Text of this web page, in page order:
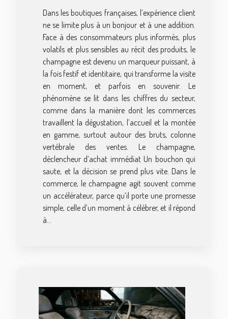
Dans les boutiques françaises, l’expérience client
ne se limite plus à un bonjour et à une addition.
Face à des consommateurs plus informés, plus
volatils et plus sensibles au récit des produits, le
champagne est devenu un marqueur puissant, à
la fois festif et identitaire, qui transforme la visite
en moment, et parfois en souvenir. Le
phénomène se lit dans les chiffres du secteur,
comme dans la manière dont les commerces
travaillent la dégustation, l’accueil et la montée
en gamme, surtout autour des bruts, colonne
vertébrale des ventes. Le champagne,
déclencheur d’achat immédiat Un bouchon qui
saute, et la décision se prend plus vite. Dans le
commerce, le champagne agit souvent comme
un accélérateur, parce qu’il porte une promesse
simple, celle d’un moment à célébrer, et il répond
à...